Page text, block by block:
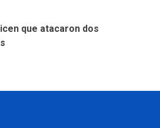
que atacaron dos